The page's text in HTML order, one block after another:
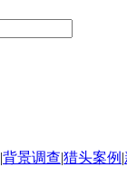
|背景调查|猎头案例 |